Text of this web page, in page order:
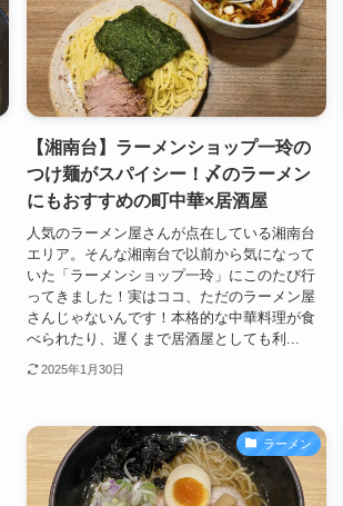
【湘南台】ラーメンショップ一玲の
つけ麺がスパイシー！〆のラーメン
にもおすすめの町中華×居酒屋
人気のラーメン屋さんが点在している湘南台
エリア。そんな湘南台で以前から気になって
いた「ラーメンショップ一玲」にこのたび行
ってきました！実はココ、ただのラーメン屋
さんじゃないんです！本格的な中華料理が食
べられたり、遅くまで居酒屋としても利...
2025年1月30日
ラーメン